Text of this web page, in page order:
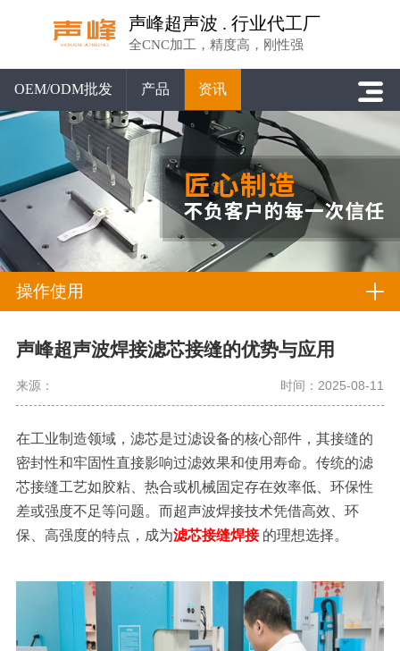
声峰超声波 . 行业代工厂
全CNC加工，精度高，刚性强
OEM/ODM批发 产品 资讯
操作使用
声峰超声波焊接滤芯接缝的优势与应用
来源： 时间：2025-08-11
在工业制造领域，滤芯是过滤设备的核心部件，其接缝的
密封性和牢固性直接影响过滤效果和使用寿命。传统的滤
芯接缝工艺如胶粘、热合或机械固定存在效率低、环保性
差或强度不足等问题。而超声波焊接技术凭借高效、环
保、高强度的特点，成为滤芯接缝焊接 的理想选择。